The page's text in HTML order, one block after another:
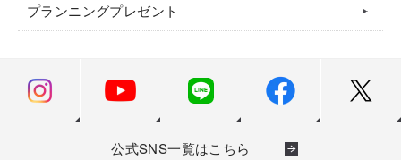
プランニングプレゼント
公式SNS一覧はこちら